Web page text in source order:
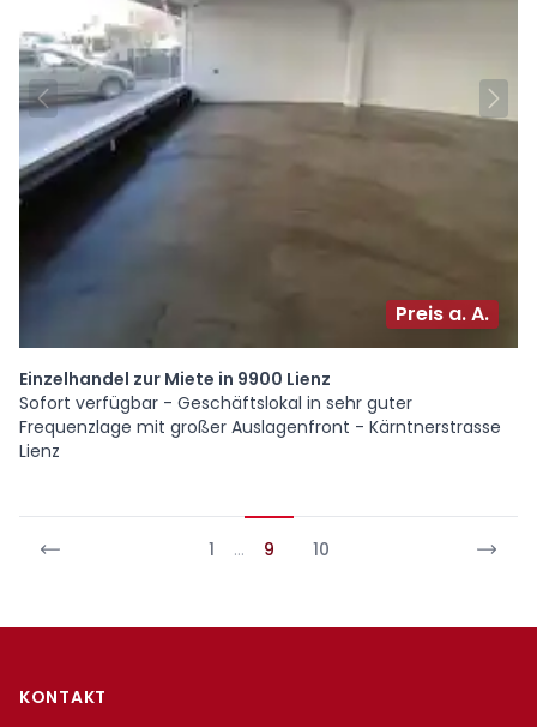
Preis a. A.
Einzelhandel zur Miete in 9900 Lienz
Sofort verfügbar - Geschäftslokal in sehr guter
Frequenzlage mit großer Auslagenfront - Kärntnerstrasse
Lienz
1 … 9 10
Footer
KONTAKT